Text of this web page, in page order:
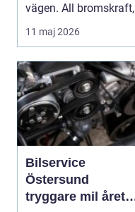
vägen. All bromskraft,
styrning och accelera...
11 maj 2026
Bilservice
Östersund
tryggare mil året